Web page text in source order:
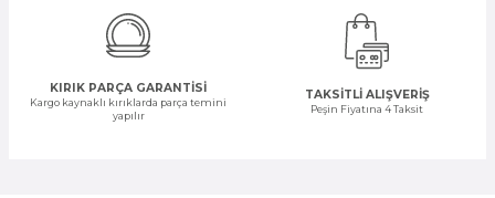
KIRIK PARÇA GARANTİSİ
Kargo kaynaklı kırıklarda parça temini
yapılır
TAKSİTLİ ALIŞVERİŞ
Peşin Fiyatına 4 Taksit